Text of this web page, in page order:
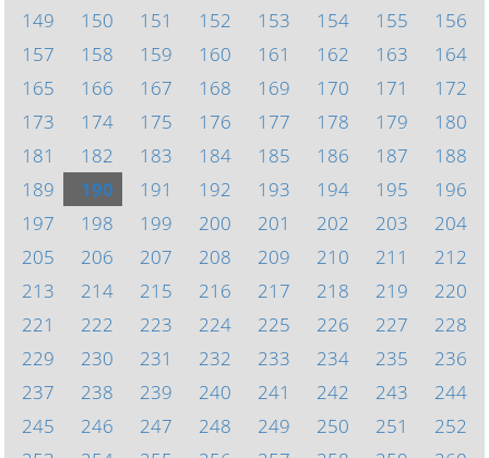
149
150 151 152 153 154 155
156
157
158 159 160 161 162 163
164
165
166 167 168 169 170 171
172
173
174 175 176 177 178 179
180
181
182 183 184 185 186 187
188
189
190 191 192 193 194 195
196
197
198 199 200 201 202 203
204
205
206 207 208 209 210 211
212
213
214 215 216 217 218 219
220
221
222 223 224 225 226 227
228
229
230 231 232 233 234 235
236
237
238 239 240 241 242 243
244
245
246 247 248 249 250 251
252